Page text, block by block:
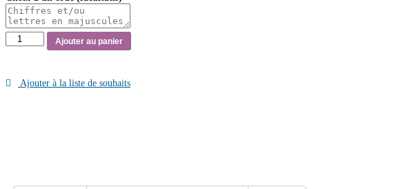
quantité
de
-
Ajouter au panier
Ajouter à la liste de souhaits